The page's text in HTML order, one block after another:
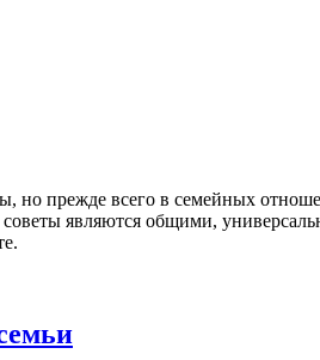
прежде всего в семейных
являются общими,